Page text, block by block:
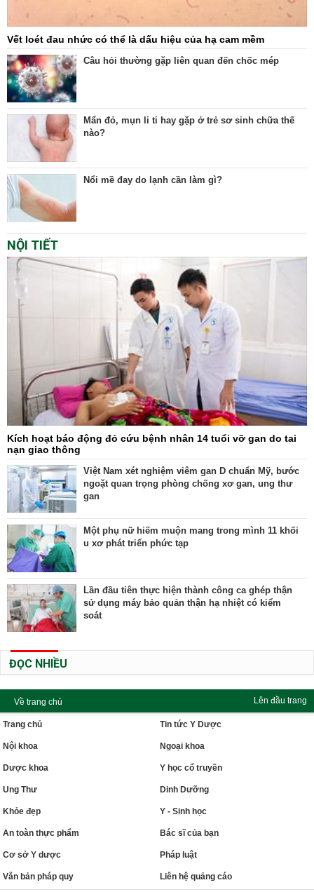
Vết loét đau nhức có thể là dấu hiệu của hạ cam mềm
Câu hỏi thường gặp liên quan đến chốc mép
Mẩn đỏ, mụn li ti hay gặp ở trẻ sơ sinh chữa thế
nào?
Nổi mề đay do lạnh cần làm gì?
NỘI TIẾT
Kích hoạt báo động đỏ cứu bệnh nhân 14 tuổi vỡ gan do tai
nạn giao thông
Việt Nam xét nghiệm viêm gan D chuẩn Mỹ, bước
ngoặt quan trọng phòng chống xơ gan, ung thư
gan
Một phụ nữ hiếm muộn mang trong mình 11 khối
u xơ phát triển phức tạp
Lần đầu tiên thực hiện thành công ca ghép thận
sử dụng máy bảo quản thận hạ nhiệt có kiểm
soát
ĐỌC NHIỀU
Về trang chủ Lên đầu trang
Trang chủ Tin tức Y Dược
Nội khoa Ngoại khoa
Dược khoa Y học cổ truyền
Ung Thư Dinh Dưỡng
Khỏe đẹp Y - Sinh học
An toàn thực phẩm Bác sĩ của bạn
Cơ sở Y dược Pháp luật
Văn bản pháp quy Liên hệ quảng cáo